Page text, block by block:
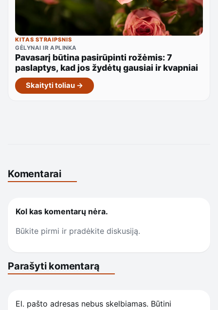
KITAS STRAIPSNIS
GĖLYNAI IR APLINKA
Pavasarį būtina pasirūpinti rožėmis: 7
paslaptys, kad jos žydėtų gausiai ir kvapniai
Skaityti toliau →
Komentarai
Kol kas komentarų nėra.
Būkite pirmi ir pradėkite diskusiją.
Parašyti komentarą
El. pašto adresas nebus skelbiamas. Būtini